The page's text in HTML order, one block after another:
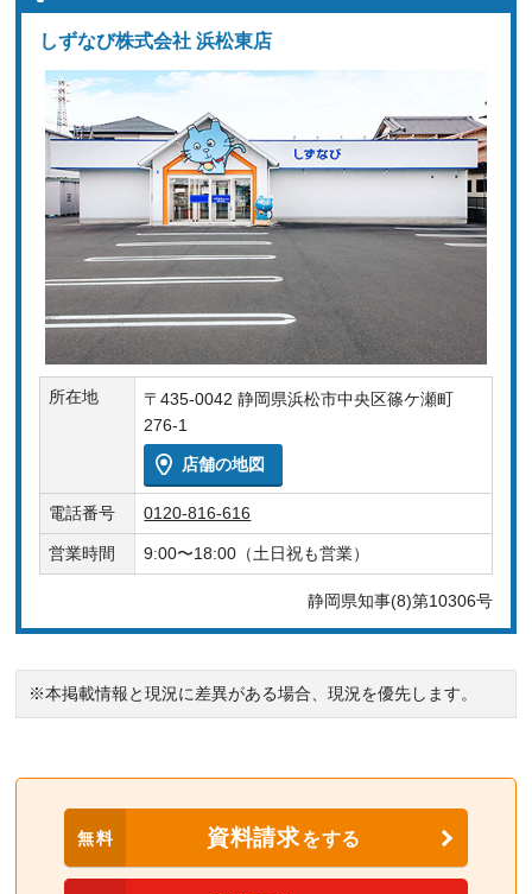
しずなび株式会社 浜松東店
所在地
〒435-0042 静岡県浜松市中央区篠ケ瀬町
276-1
店舗の地図
電話番号 0120-816-616
営業時間 9:00〜18:00（土日祝も営業）
静岡県知事(8)第10306号
※本掲載情報と現況に差異がある場合、現況を優先します。
無料 資料請求をする